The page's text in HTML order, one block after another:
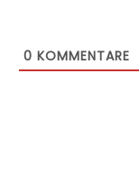
0 KOMMENTARE